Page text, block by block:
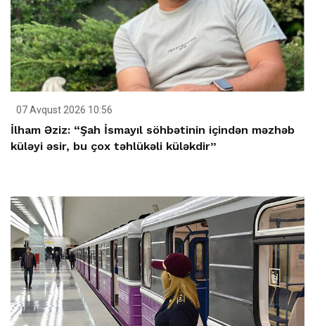
07 Avqust 2026 10:56
İlham Əziz: “Şah İsmayıl söhbətinin içindən məzhəb
küləyi əsir, bu çox təhlükəli küləkdir”